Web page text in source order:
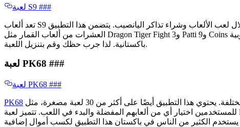
لعبة S9 ​​###
تعد ألعاب S9 المنصة الأكثر رواجًا وشعبية للكسب خلال العامين الماضيين. وفقًا لبحثنا، يحقق الكثير من الناس دخلًا جيدًا من هذه المنصة من خلال لعب الألعاب وشراء تذاكر اليانصيب. يتضمن هذا التطبيق
العشرات من ألعاب القمار مثل Dragon Tiger Fight و3 Patti و9 Coins وغيرها الكثير. بالإضافة إلى لعب الألعاب، يمكنك أيضًا شراء تذاكر اليانصيب، والتي تتيح لك الفوز بمبلغ يتراوح بين مليون و 10 ملايين روبية
باكستانية. لذا جرب حظك وقم بتنزيل اللعبة.
لعبة PK68 ​​###
لعبة PK68 ​​###
PK68
للمستخدمين اختيار أي من ألعابهم المفضلة والبدء في اللعب. تتميز لعبة PK68 بخطط مكافآت متنوعة حيث يمكنك الحصول على مكافآت التسجيل وتسجيل الدخول والمكافآت اليومية/الأسبوعية ومكافآت